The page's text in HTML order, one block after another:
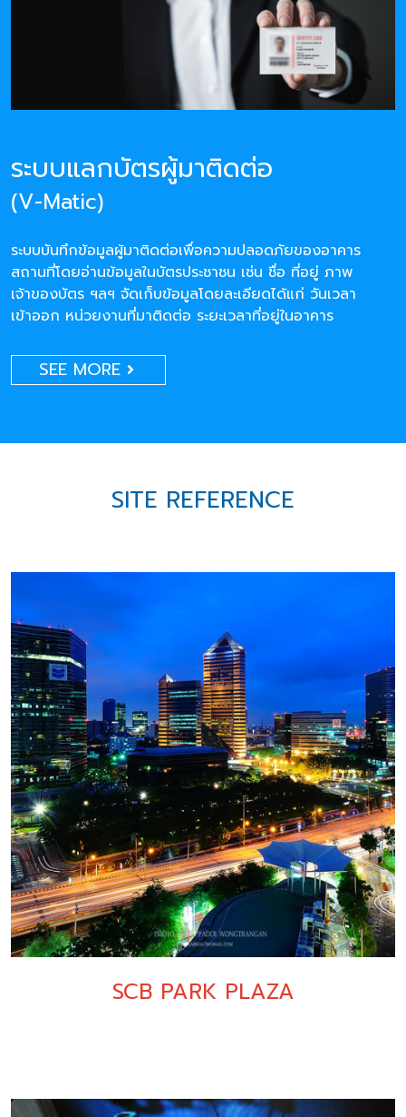
ระบบแลกบัตรผู้มาติดต่อ
(V-Matic)
ระบบบันทึกข้อมูลผู้มาติดต่อเพื่อความปลอดภัยของอาคาร
สถานที่โดยอ่านข้อมูลในบัตรประชาชน เช่น ชื่อ ที่อยู่ ภาพ
เจ้าของบัตร ฯลฯ จัดเก็บข้อมูลโดยละเอียดได้แก่ วันเวลา
เข้าออก หน่วยงานที่มาติดต่อ ระยะเวลาที่อยู่ในอาคาร
SEE MORE
SITE REFERENCE
SCB PARK PLAZA